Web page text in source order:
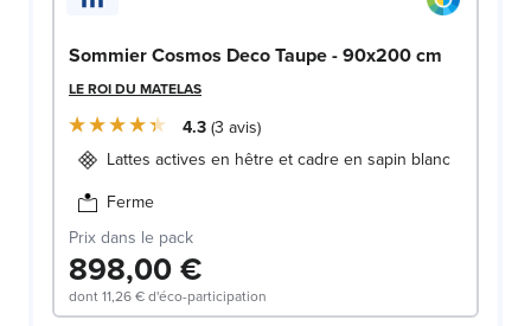
Sommier Cosmos Deco Taupe - 90x200 cm
LE ROI DU MATELAS
4.3 3 avis
Lattes actives en hêtre et cadre en sapin blanc
Ferme
Prix dans le pack
898,00 €
dont11,26 €d'éco-participation